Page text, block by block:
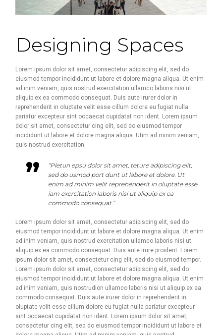
Designing Spaces
Lorem ipsum dolor sit amet, consectetur adipiscing elit, sed do
eiusmod tempor incididunt ut labore et dolore magna aliqua. Ut enim
ad inim veniam, quis nostrud exercitation ullamco laboris nisi ut
aliquip ex ea commodo consequat. Duis aute irurer dolor in
reprehenderit in oluptate velit esse cillum dolore eu fugiat nulla
pariatur excepteur sint occaecat cupidatat non ident. Lorem ipsum
dolor sit amet, consectetur cing elit, sed do eiusmod tempor
incididunt ut labore et dolore magna aliqua. Utim ad minim veniam,
quis nostrud exercitation.
“Pletun epsu dolor sit amet, teture adipiscing elit,
sed do usmod port dunt ut labore et dolore. Ut
enim ad minim velit reprehenderit in oluptate esse
iam exercitation laboris nisi ut aliquip ex ea
commodo consequat.”
Lorem ipsum dolor sit amet, consectetur adipiscing elit, sed do
eiusmod tempor incididunt ut labore et dolore magna aliqua. Ut enim
ad inim veniam, quis nostrud exercitation ullamco laboris nisi ut
aliquip ex ea commodo consequat. Duis aute irure proident. Lorem
ipsum dolor sit amet, consectetur cing elit, sed do eiusmod tempor.
Lorem ipsum dolor sit amet, consectetur adipiscing elit, sed do
eiusmod tempor incididunt ut labore et dolore magna aliqua. Ut enim
ad inim veniam, quis nostrudion ullamco laboris nisi ut aliquip ex ea
commodo consequat. Duis aute irurer dolor in reprehenderit in
oluptate velit esse cillum dolore eu fugiat nulla pariatur excepteur
sint occaecat cupidatat non ident. Lorem ipsum dolor sit amet,
consectetur cing elit, sed do eiusmod tempor incididunt ut labore et